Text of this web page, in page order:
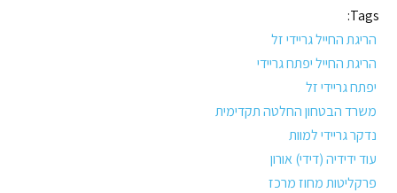
Tags:
הריגת החייל גריידי זל
הריגת החייל יפתח גריידי
יפתח גריידי זל
משרד הבטחון החלטה תקדימית
נדקר גריידי למוות
עוד ידידיה (דידי) אורון
פרקליטות מחוז מרכז